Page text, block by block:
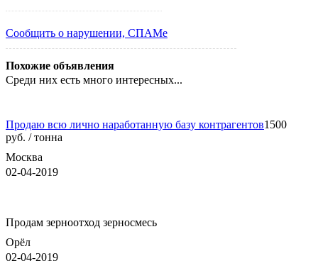
Сообщить о нарушении, СПАМе
Похожие объявления
Среди них есть много интересных...
Продаю всю лично наработанную базу контрагентов1500
руб. / тонна
Москва
02-04-2019
Продам зерноотход зерносмесь
Орёл
02-04-2019